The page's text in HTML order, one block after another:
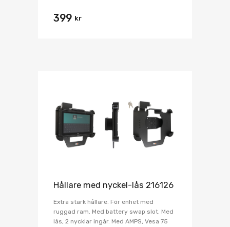
399 kr
Hållare med nyckel-lås 216126
Extra stark hållare. För enhet med
ruggad ram. Med battery swap slot. Med
lås, 2 nycklar ingår. Med AMPS, Vesa 75